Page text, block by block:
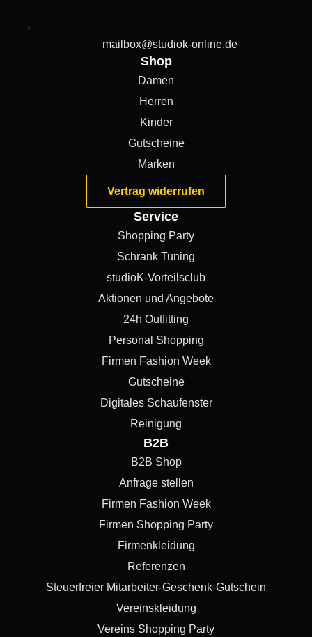
mailbox@studiok-online.de
Shop
Damen
Herren
Kinder
Gutscheine
Marken
Vertrag widerrufen
Service
Shopping Party
Schrank Tuning
studioK-Vorteilsclub
Aktionen und Angebote
24h Outfitting
Personal Shopping
Firmen Fashion Week
Gutscheine
Digitales Schaufenster
Reinigung
B2B
B2B Shop
Anfrage stellen
Firmen Fashion Week
Firmen Shopping Party
Firmenkleidung
Referenzen
Steuerfreier Mitarbeiter-Geschenk-Gutschein
Vereinskleidung
Vereins Shopping Party